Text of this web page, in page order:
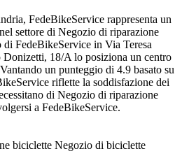
FedeBikeService rappresenta un
settore di Negozio di riparazione
FedeBikeService in Via Teresa
18/A lo posiziona un centro
un punteggio di 4.9 basato su
riflette la soddisfazione dei
di Negozio di riparazione
a FedeBikeService.
biciclette Negozio di biciclette